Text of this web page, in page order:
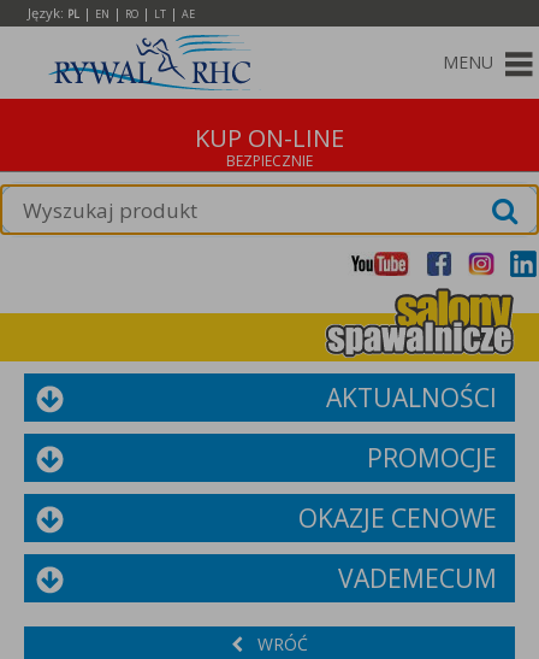
Język: PL | EN | RO | LT | AE
MENU
KUP ON-LINE
AKTUALNOŚCI
PROMOCJE
OKAZJE CENOWE
VADEMECUM
WRÓĆ